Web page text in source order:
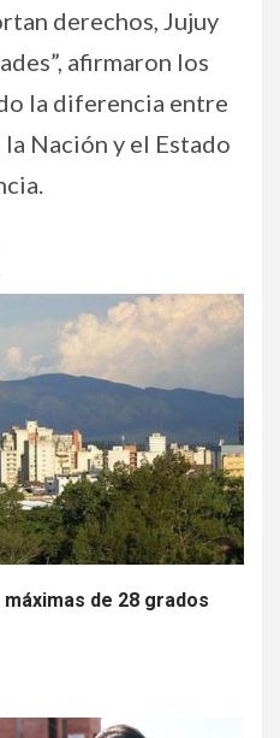
derechos, Jujuy
afirmaron los
la diferencia entre
Nación y el Estado
de 28 grados